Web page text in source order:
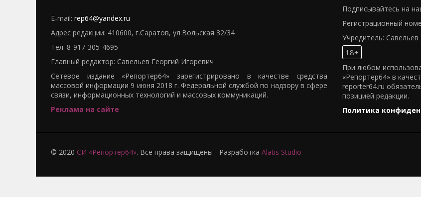
E-mail: rep64@yandex.ru
Адрес редакции: 410600, г.Саратов, ул.Вольская 32/34
Тел: 8-917-305-4695
Главный редактор: Савельев Георгий Игоревич
Сетевое издание «Репортер64» зарегистрировано в качестве средства
массовой информации 9 июня 2018 г. Федеральной службой по надзору в сфере
связи, информационных технологий и массовых коммуникаций.
Реклама на сайте
Подписывайтесь на
Регистрационный
Учредитель:
18+
При любом
«Репортер64» в
reporter64.ru
позицией редакции.
Политика
© 2020 СИ «Репортер64». Все права защищены - Разработка Alatis Studio